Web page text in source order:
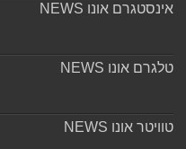
אינסטגרם אונו NEWS
טלגרם אונו NEWS
טוויטר אונו NEWS